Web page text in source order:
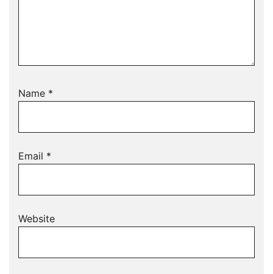
Name *
Email *
Website